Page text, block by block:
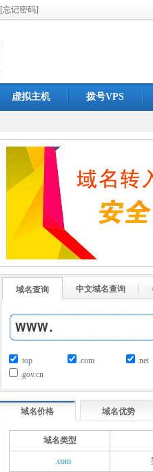
[忘记密码]
虚拟主机 拨号VPS
域名查询 中文域名查询
.top .com
.net
.gov.cn
域名价格 域名优势
域名类型
.com